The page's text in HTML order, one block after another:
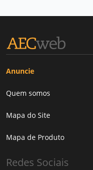
Anuncie
Quem somos
Mapa do Site
Mapa de Produto
Redes Sociais